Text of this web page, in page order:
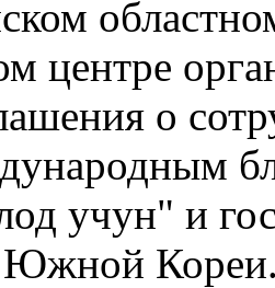
центре
о
учун" и